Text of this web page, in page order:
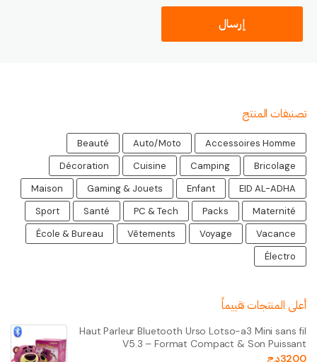
تصنيفات المنتج
Accessoires Homme
Auto/Moto
Beauté
Bricolage
Camping
Cuisine
Décoration
EID AL-ADHA
Enfant
Gaming & Jouets
Maison
Maternité
Packs
PC & Tech
Santé
Sport
Vacance
Voyage
Vêtements
École & Bureau
Électro
أعلى المنتجات تقييماً
Haut Parleur Bluetooth Urso Lotso-a3 Mini sans fil
V5.3 – Format Compact & Son Puissant
3200د.ج